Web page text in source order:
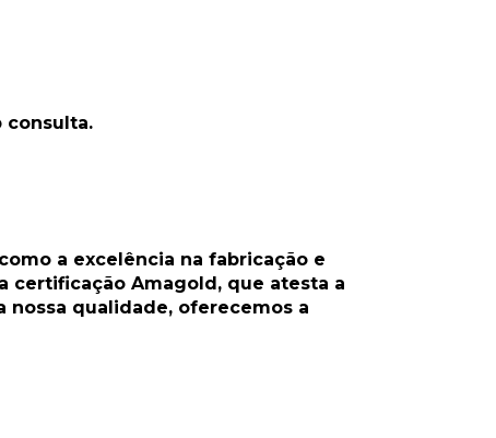
consulta.
a excelência na fabricação e
certificação Amagold, que atesta a
nossa qualidade, oferecemos a